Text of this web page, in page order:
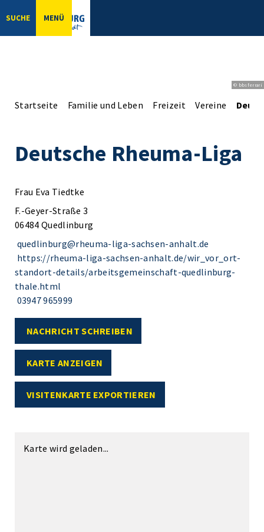
SUCHE MENÜ
© bbsferrari
Startseite Familie und Leben Freizeit Vereine
Deutsche Rheuma-Liga
Frau Eva Tiedtke
F.-Geyer-Straße 3
06484 Quedlinburg
quedlinburg@rheuma-liga-sachsen-anhalt.de
https://rheuma-liga-sachsen-anhalt.de/wir_vor_ort-
standort-details/arbeitsgemeinschaft-quedlinburg-
thale.html
03947 965999
NACHRICHT SCHREIBEN
KARTE ANZEIGEN
VISITENKARTE EXPORTIEREN
Karte wird geladen...